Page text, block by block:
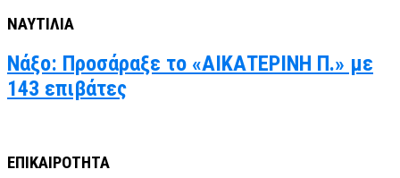
ΝΑΥΤΙΛΙΑ
Νάξο: Προσάραξε το «ΑΙΚΑΤΕΡΙΝΗ Π.» με
143 επιβάτες
ΕΠΙΚΑΙΡΟΤΗΤΑ